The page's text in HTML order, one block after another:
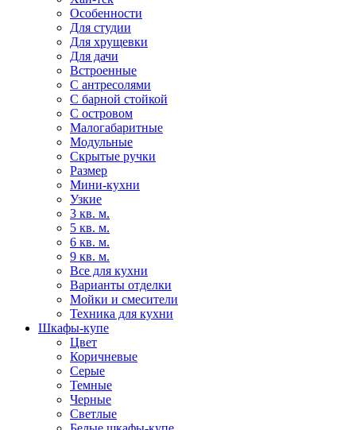
Особенности
Для студии
Для хрущевки
Для дачи
Встроенные
С антресолями
С барной стойкой
С островом
Малогабаритные
Модульные
Скрытые ручки
Размер
Мини-кухни
Узкие
3 кв. м.
5 кв. м.
6 кв. м.
9 кв. м.
Все для кухни
Варианты отделки
Мойки и смесители
Техника для кухни
Шкафы-купе
Цвет
Коричневые
Серые
Темные
Черные
Светлые